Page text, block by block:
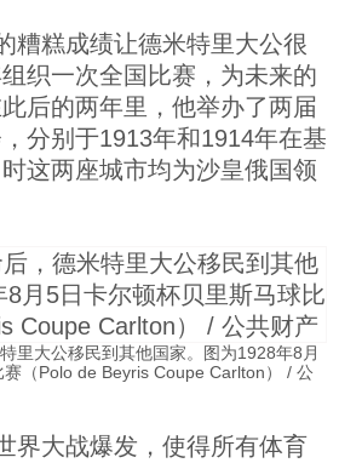
糟糕成绩让德米特里大公很
织一次全国比赛，为未来的
后的两年里，他举办了两届
分别于1913年和1914年在基
这两座城市均为沙皇俄国领
里大公移民到其他国家。图为1928年8月
（Polo de Beyris Coupe Carlton） / 公
界大战爆发，使得所有体育